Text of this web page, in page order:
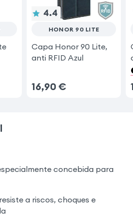
4.4
HONOR 90 LITE
Capa Honor 90 Lite,
anti RFID Azul
16,90 €
concebida para
a riscos, choques e